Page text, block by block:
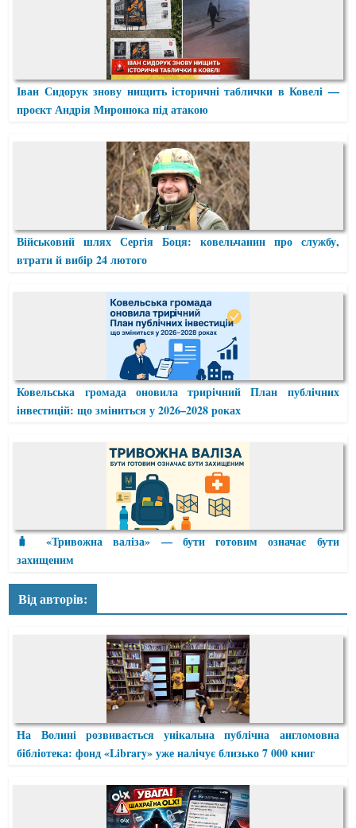
Іван Сидорук знову нищить історичні таблички в Ковелі —
проєкт Андрія Миронюка під атакою
Військовий шлях Сергія Боця: ковельчанин про службу,
втрати й вибір 24 лютого
Ковельська громада оновила трирічний План публічних
інвестицій: що зміниться у 2026–2028 роках
🧳 «Тривожна валіза» — бути готовим означає бути
захищеним
Від авторів:
На Волині розвивається унікальна публічна англомовна
бібліотека: фонд «Library» уже налічує близько 7 000 книг